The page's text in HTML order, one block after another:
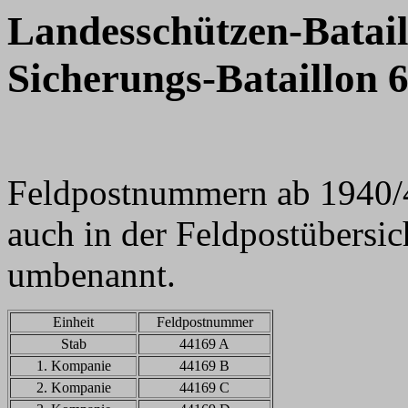
Landesschützen-
Sicherungs-Bataillon
Feldpostnummern ab
auch in der
umbenannt.
Einheit
Feldpostnummer
Stab
44169 A
1. Kompanie
44169 B
2. Kompanie
44169 C